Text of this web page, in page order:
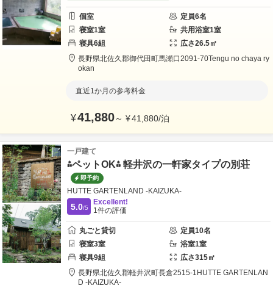
個室 定員6名
寝室1室 共用浴室1室
寝具6組 広さ26.5㎡
長野県北佐久郡御代田町馬瀬口2091-70Tengu no chaya ry
okan
直近1か月の参考料金
¥41,880～ ¥41,880/泊
一戸建て
⁂ペットOK⁂ 軽井沢の一軒家タイプの別荘
即予約
HUTTE GARTENLAND -KAIZUKA-
5.0/5
Excellent!
1件の評価
丸ごと貸切 定員10名
寝室3室 浴室1室
寝具9組 広さ315㎡
長野県北佐久郡軽井沢町長倉2515-1 HUTTE GARTENLAN
D -KAIZUKA-